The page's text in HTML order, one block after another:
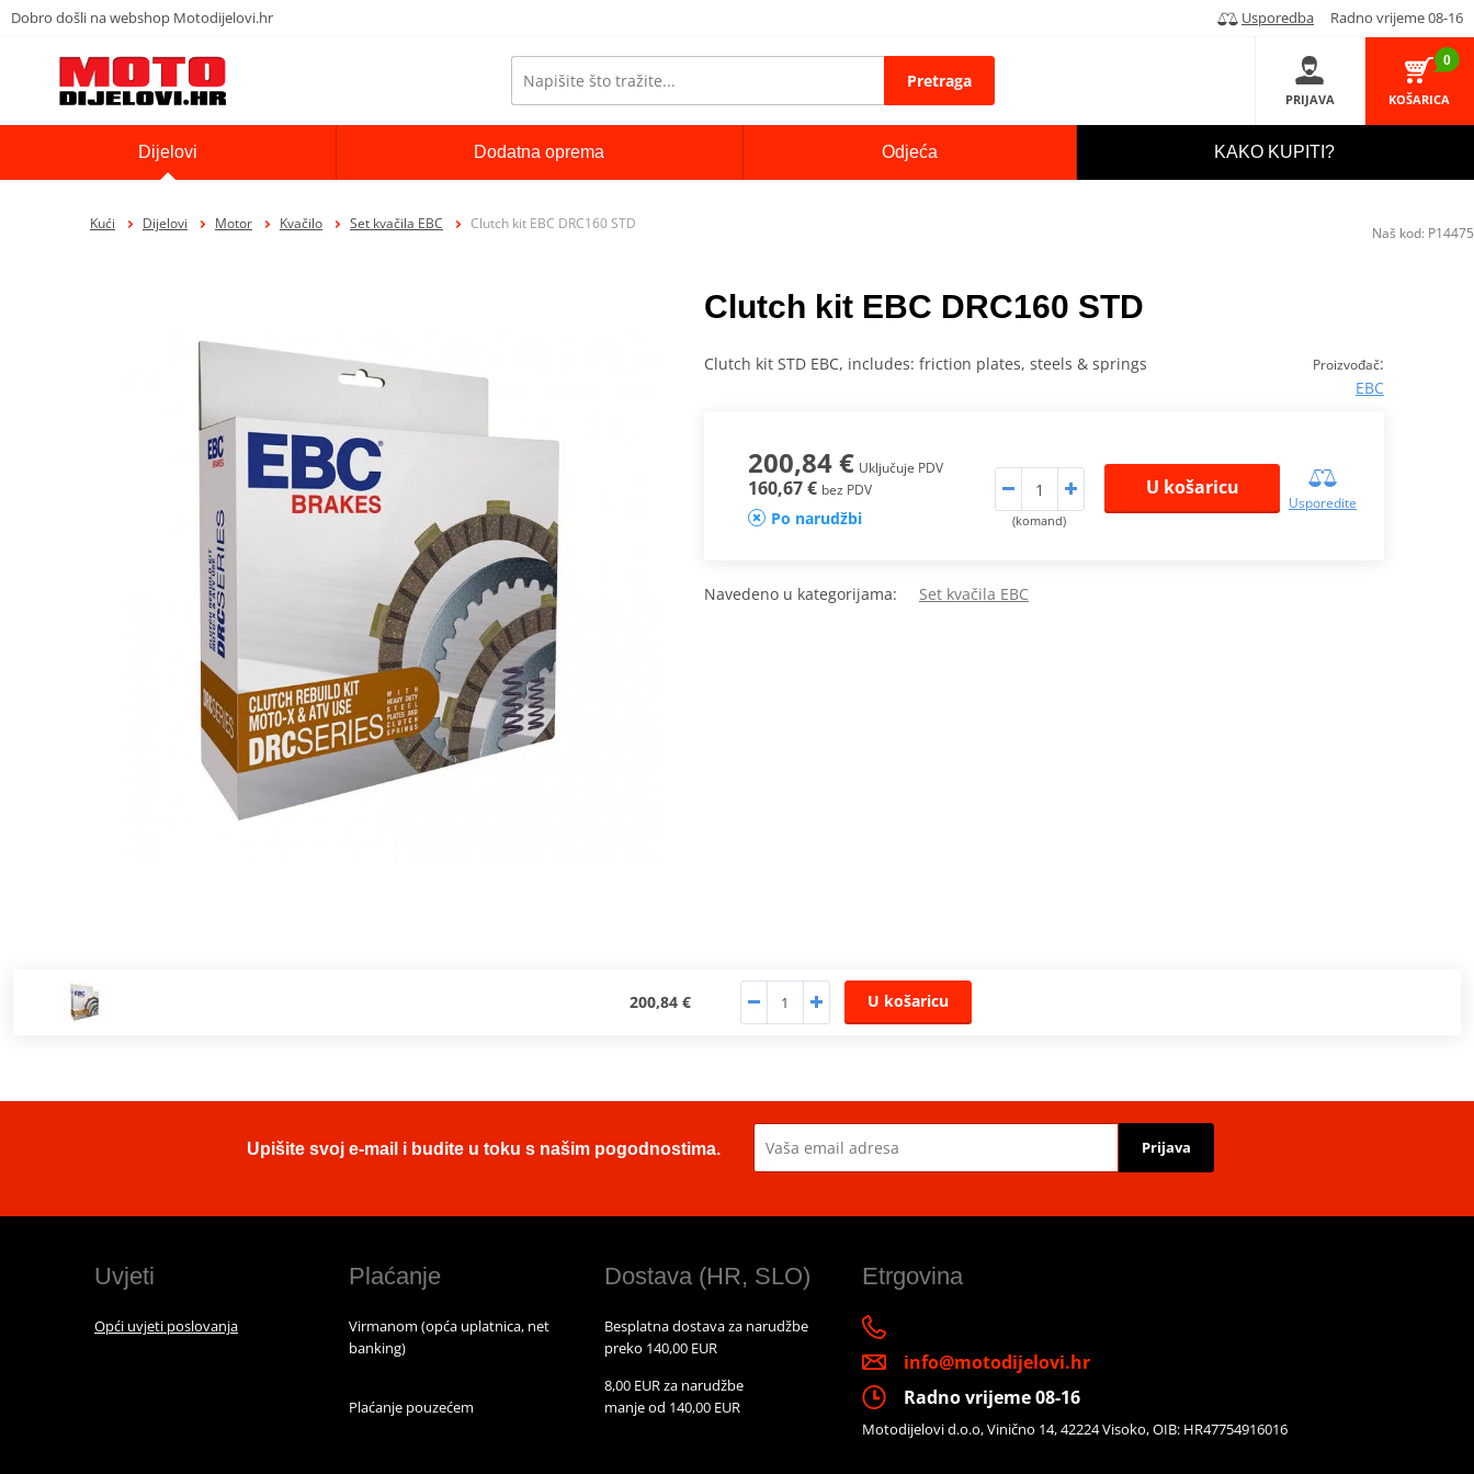
Dobro došli na webshop Motodijelovi.hr Usporedba Radno vrijeme 08-16
Pretraga
PRIJAVA
0
KOŠARICA
Dijelovi Dodatna oprema Odjeća KAKO KUPITI?
Kući Dijelovi Motor Kvačilo Set kvačila EBC Clutch kit EBC DRC160 STD
Clutch kit EBC DRC160 STD
Proizvođač:
EBC
Clutch kit STD EBC, includes: friction plates, steels & springs
200,84 € Uključuje PDV
160,67 € bez PDV
Po narudžbi (komand)
U košaricu
Usporedite
Navedeno u kategorijama: Set kvačila EBC
200,84 € U košaricu
Naš kod: P14475
Upišite svoj e-mail i budite u toku s našim pogodnostima. Prijava
Uvjeti
Opći uvjeti poslovanja
Plaćanje
Virmanom (opća uplatnica, net
banking)
Plaćanje pouzećem
Dostava (HR, SLO)
Besplatna dostava za narudžbe
preko 140,00 EUR
8,00 EUR za narudžbe
manje od 140,00 EUR
Etrgovina
info@motodijelovi.hr
Radno vrijeme 08-16
Motodijelovi d.o.o, Vinično 14, 42224 Visoko, OIB: HR47754916016